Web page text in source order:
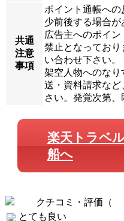
共通
注意
事項
ポイント通帳へ
少前後する場合が
広告主へのポイ
禁止となっており
い合わせ下さい。
架空人物へのな
送・資料請求な
さい。発覚次第、
楽天トラベ
船へ
クチコミ・評価（
とても良い